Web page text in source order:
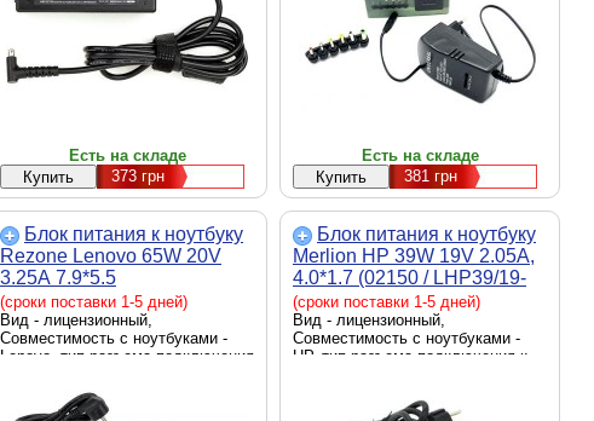
Есть на складе
373грн
Есть на складе
381грн
Блок питания к ноутбуку
Rezone Lenovo 65W 20V
3.25А 7.9*5.5
(RZPSLN65207955)
(сроки поставки 1-5 дней)
Вид - лицензионный,
Совместимость с ноутбуками -
Lenovo, тип разъема подключения
источник питания - сеть 220 В,
выходная мощность - 65 Вт
Блок питания к ноутбуку
Merlion HP 39W 19V 2.05А,
4.0*1.7 (02150 / LHP39/19-
4,0*1,7)
(сроки поставки 1-5 дней)
Вид - лицензионный,
Совместимость с ноутбуками -
HP, тип разъема подключения к
мощность - 39 Вт